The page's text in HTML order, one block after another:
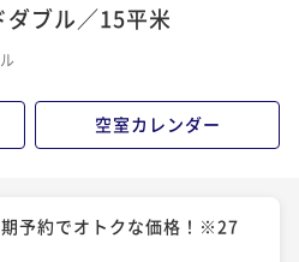
ダブル／15平米
空室カレンダー
期予約でオトクな価格！※27